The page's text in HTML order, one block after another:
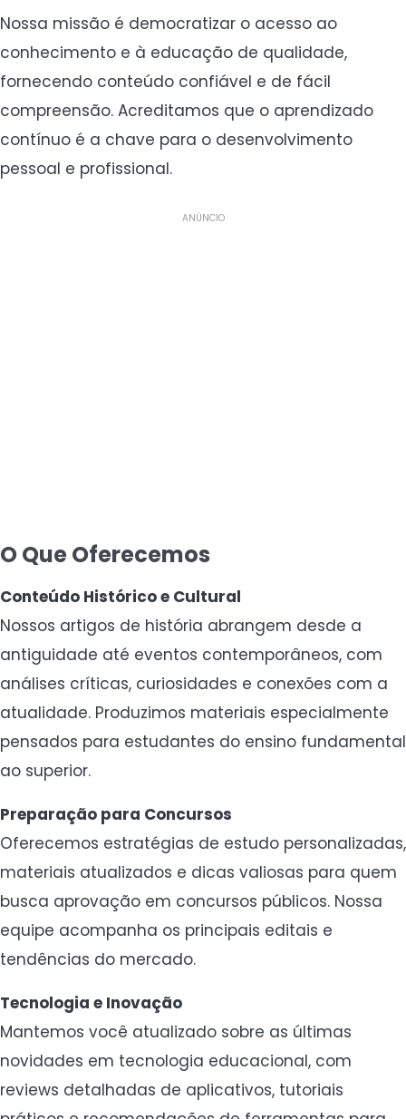
Nossa missão é democratizar o acesso ao
conhecimento e à educação de qualidade,
fornecendo conteúdo confiável e de fácil
compreensão. Acreditamos que o aprendizado
contínuo é a chave para o desenvolvimento
pessoal e profissional.
ANÚNCIO
O Que Oferecemos
Conteúdo Histórico e Cultural
Nossos artigos de história abrangem desde a
antiguidade até eventos contemporâneos, com
análises críticas, curiosidades e conexões com a
atualidade. Produzimos materiais especialmente
pensados para estudantes do ensino fundamental
ao superior.
Preparação para Concursos
Oferecemos estratégias de estudo personalizadas,
materiais atualizados e dicas valiosas para quem
busca aprovação em concursos públicos. Nossa
equipe acompanha os principais editais e
tendências do mercado.
Tecnologia e Inovação
Mantemos você atualizado sobre as últimas
novidades em tecnologia educacional, com
reviews detalhadas de aplicativos, tutoriais